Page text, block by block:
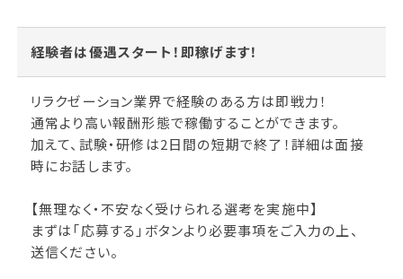
経験者は優遇スタート！即稼げます！
リラクゼーション業界で経験のある方は即戦力！
通常より高い報酬形態で稼働することができます。
加えて、試験・研修は2日間の短期で終了！詳細は面接
時にお話します。
【無理なく・不安なく受けられる選考を実施中】
まずは「応募する」ボタンより必要事項をご入力の上、
送信ください。